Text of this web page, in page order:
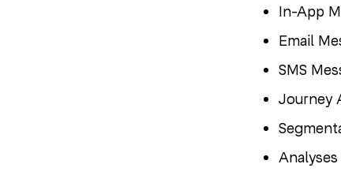
In-App
Email
SMS
Journey